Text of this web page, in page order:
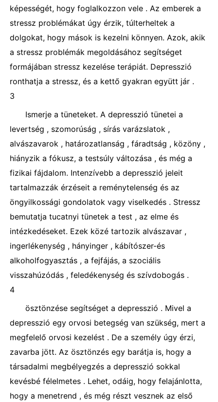
képességét, hogy foglalkozzon vele . Az emberek a
stressz problémákat úgy érzik, túlterheltek a
dolgokat, hogy mások is kezelni könnyen. Azok, akik
a stressz problémák megoldásához segítséget
formájában stressz kezelése terápiát. Depresszió
ronthatja a stressz, és a kettő gyakran együtt jár .
3
Ismerje a tüneteket. A depresszió tünetei a
levertség , szomorúság , sírás varázslatok ,
alvászavarok , határozatlanság , fáradtság , közöny ,
hiányzik a fókusz, a testsúly változása , és még a
fizikai fájdalom. Intenzívebb a depresszió jeleit
tartalmazzák érzéseit a reménytelenség és az
öngyilkossági gondolatok vagy viselkedés . Stressz
bemutatja tucatnyi tünetek a test , az elme és
intézkedéseket. Ezek közé tartozik alvászavar ,
ingerlékenység , hányinger , kábítószer-és
alkoholfogyasztás , a fejfájás, a szociális
visszahúzódás , feledékenység és szívdobogás .
4
ösztönzése segítséget a depresszió . Mivel a
depresszió egy orvosi betegség van szükség, mert a
megfelelő orvosi kezelést . De a személy úgy érzi,
zavarba jött. Az ösztönzés egy barátja is, hogy a
társadalmi megbélyegzés a depresszió sokkal
kevésbé félelmetes . Lehet, odáig, hogy felajánlotta,
hogy a menetrend , és még részt vesznek az első